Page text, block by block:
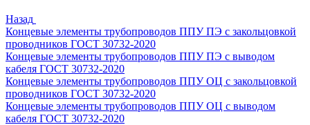
Назад
Концевые элементы трубопроводов ППУ ПЭ с закольцовкой
проводников ГОСТ 30732-2020
Концевые элементы трубопроводов ППУ ПЭ с выводом
кабеля ГОСТ 30732-2020
Концевые элементы трубопроводов ППУ ОЦ с закольцовкой
проводников ГОСТ 30732-2020
Концевые элементы трубопроводов ППУ ОЦ с выводом
кабеля ГОСТ 30732-2020